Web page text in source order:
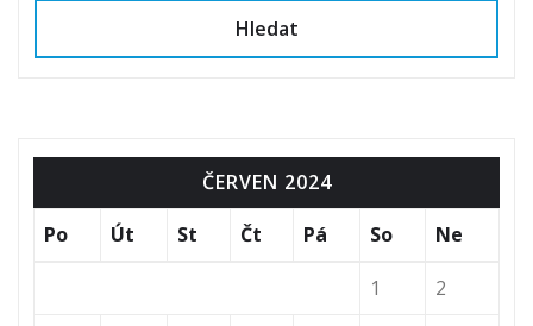
Hledat
ČERVEN 2024
Po
Út St Čt Pá So Ne
1
2